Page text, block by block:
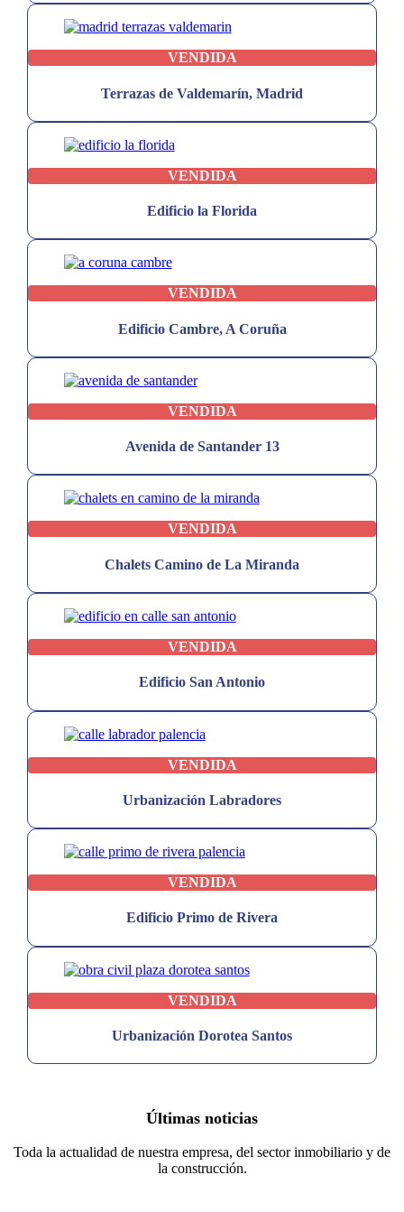
VENDIDA
Terrazas de Valdemarín, Madrid
VENDIDA
Edificio la Florida
VENDIDA
Edificio Cambre, A Coruña
VENDIDA
Avenida de Santander 13
VENDIDA
Chalets Camino de La Miranda
VENDIDA
Edificio San Antonio
VENDIDA
Urbanización Labradores
VENDIDA
Edificio Primo de Rivera
VENDIDA
Urbanización Dorotea Santos
Últimas noticias
Toda la actualidad de nuestra empresa, del sector inmobiliario y de
la construcción.